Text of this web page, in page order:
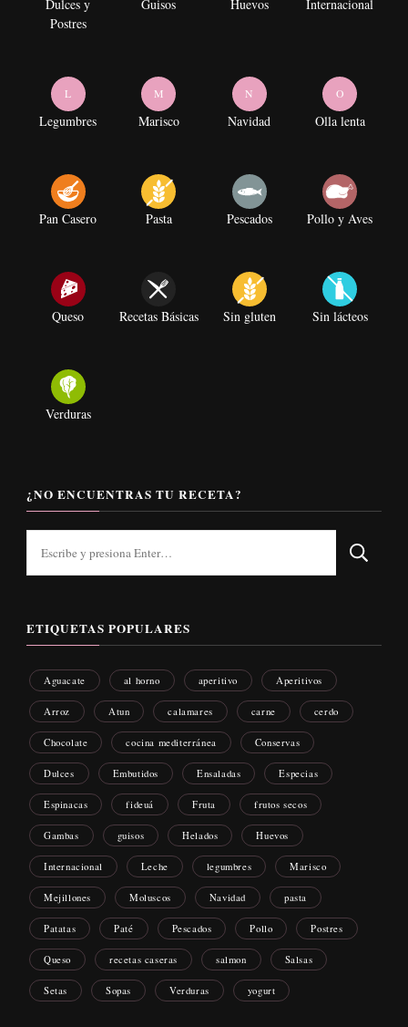
Dulces y
Postres
Guisos Huevos Internacional
L
Legumbres
M
Marisco
N
Navidad
O
Olla lenta
Pan Casero Pasta Pescados Pollo y Aves
Queso Recetas Básicas Sin gluten Sin lácteos
Verduras
¿NO ENCUENTRAS TU RECETA?
ETIQUETAS POPULARES
Aguacate al horno aperitivo Aperitivos
Arroz Atun calamares carne cerdo
Chocolate cocina mediterránea Conservas
Dulces Embutidos Ensaladas Especias
Espinacas fideuá Fruta frutos secos
Gambas guisos Helados Huevos
Internacional Leche legumbres Marisco
Mejillones Moluscos Navidad pasta
Patatas Paté Pescados Pollo Postres
Queso recetas caseras salmon Salsas
Setas Sopas Verduras yogurt